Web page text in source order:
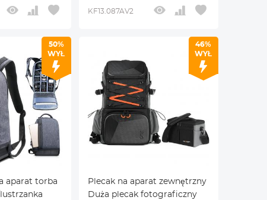
KF13.087AV2
50%
WYŁ
aparat torba
46%
WYŁ
Plecak na aparat zewnętrzny
Duża plecak fotograficzny